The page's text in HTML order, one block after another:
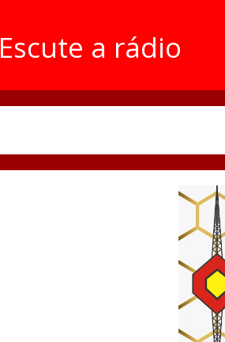
Escute a rádio